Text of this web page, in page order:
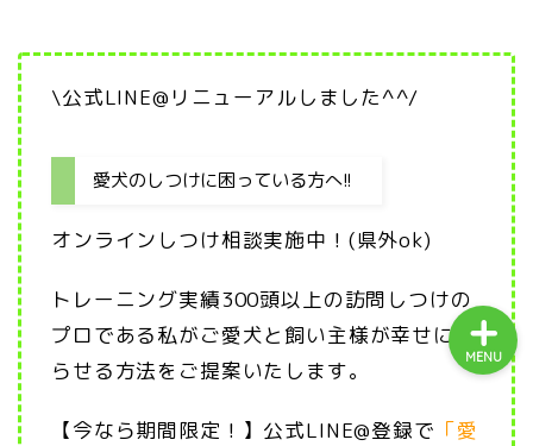
\公式LINE@リニューアルしました^^/
愛犬のしつけに困っている方へ!!
オンラインしつけ相談実施中！(県外ok)
トレーニング実績300頭以上の訪問しつけの
プロである私がご愛犬と飼い主様が幸せに暮
らせる方法をご提案いたします。
【今なら期間限定！】公式LINE@登録で 「愛
MENU